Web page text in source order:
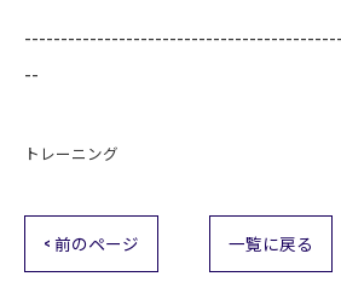
--
トレーニング
< 前のページ 一覧に戻る